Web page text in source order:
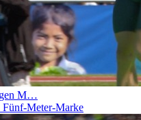
M…
Fünf-Meter-Marke